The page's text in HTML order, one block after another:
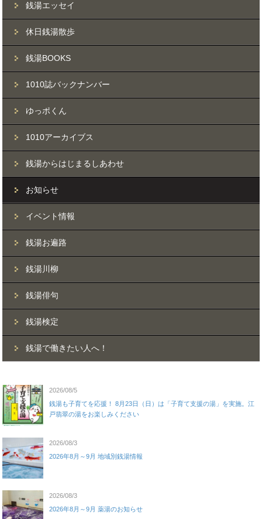
銭湯エッセイ
休日銭湯散歩
銭湯BOOKS
1010誌バックナンバー
ゆっポくん
1010アーカイブス
銭湯からはじまるしあわせ
お知らせ
イベント情報
銭湯お遍路
銭湯川柳
銭湯俳句
銭湯検定
銭湯で働きたい人へ！
2026/08/5
銭湯も子育てを応援！ 8月23日（日）は「子育て支援の湯」を実施。江
戸翡翠の湯をお楽しみください
2026/08/3
2026年8月～9月 地域別銭湯情報
2026/08/3
2026年8月～9月 薬湯のお知らせ